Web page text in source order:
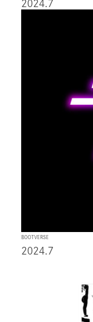
2024.7
BOOTVERSE
2024.7